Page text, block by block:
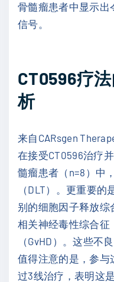
骨髓瘤患者中显示出
信号。
CT0596疗
析
来自CARsgen
在接受CT0596治疗
髓瘤患者（n=8）中
（DLT）。更重要
别的细胞因子释放综
相关神经毒性综合征
（GvHD）。这些不
值得注意的是，参与
过3线治疗，表明这